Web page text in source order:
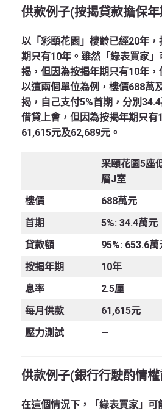
供款例子(按揭貸款擔保
以「彩頤花園」樓齡已經20年
期只有10年。雖然「綠表買家
揭，但因為按揭年期只有10年，
以這兩個單位為例，樓價688萬
揭，自己支付5%首期，分別
借貸上會，但因為按揭年期只有
61,615元及62,689元。
采頤花園5座
層J室
樓價
688萬元
首期
5%: 34.4萬元
貸款額
95%: 653.6萬
按揭年期
10年
息率
2.5厘
每月供款
61,615元
壓力測試
—
供款例子(銀行行駛酌情
在這個情況下，「綠表買家」可